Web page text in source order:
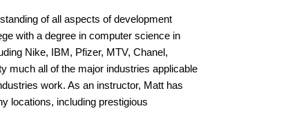
of all aspects of development
with a degree in computer science in
Nike, IBM, Pfizer, MTV, Chanel,
much all of the major industries applicable
work. As an instructor, Matt has
locations, including prestigious